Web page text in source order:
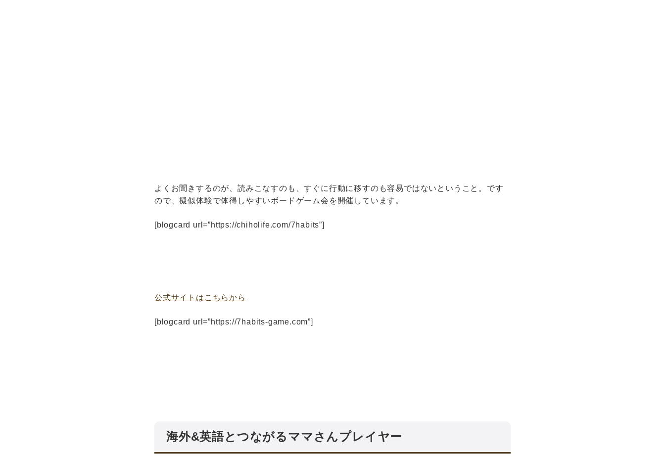
よくお聞きするのが、読みこなすのも、すぐに行動に移すのも容易ではないということ。です
ので、擬似体験で体得しやすいボードゲーム会を開催しています。
[blogcard url=”https://chiholife.com/7habits”]
公式サイトはこちらから
[blogcard url=”https://7habits-game.com”]
海外&英語とつながるママさんプレイヤー